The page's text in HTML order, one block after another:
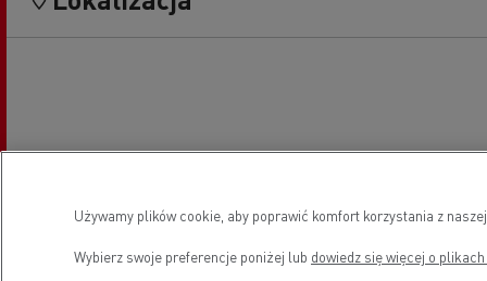
Używamy plików cookie, aby poprawić komfort korzystania z
Wybierz swoje preferencje poniżej lub dowiedz się więcej o